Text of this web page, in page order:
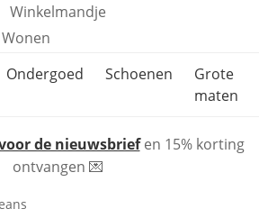
Winkelmandje
Wonen
Ondergoed Schoenen
Grote
maten
de nieuwsbriefen 15% korting
ontvangen 💌